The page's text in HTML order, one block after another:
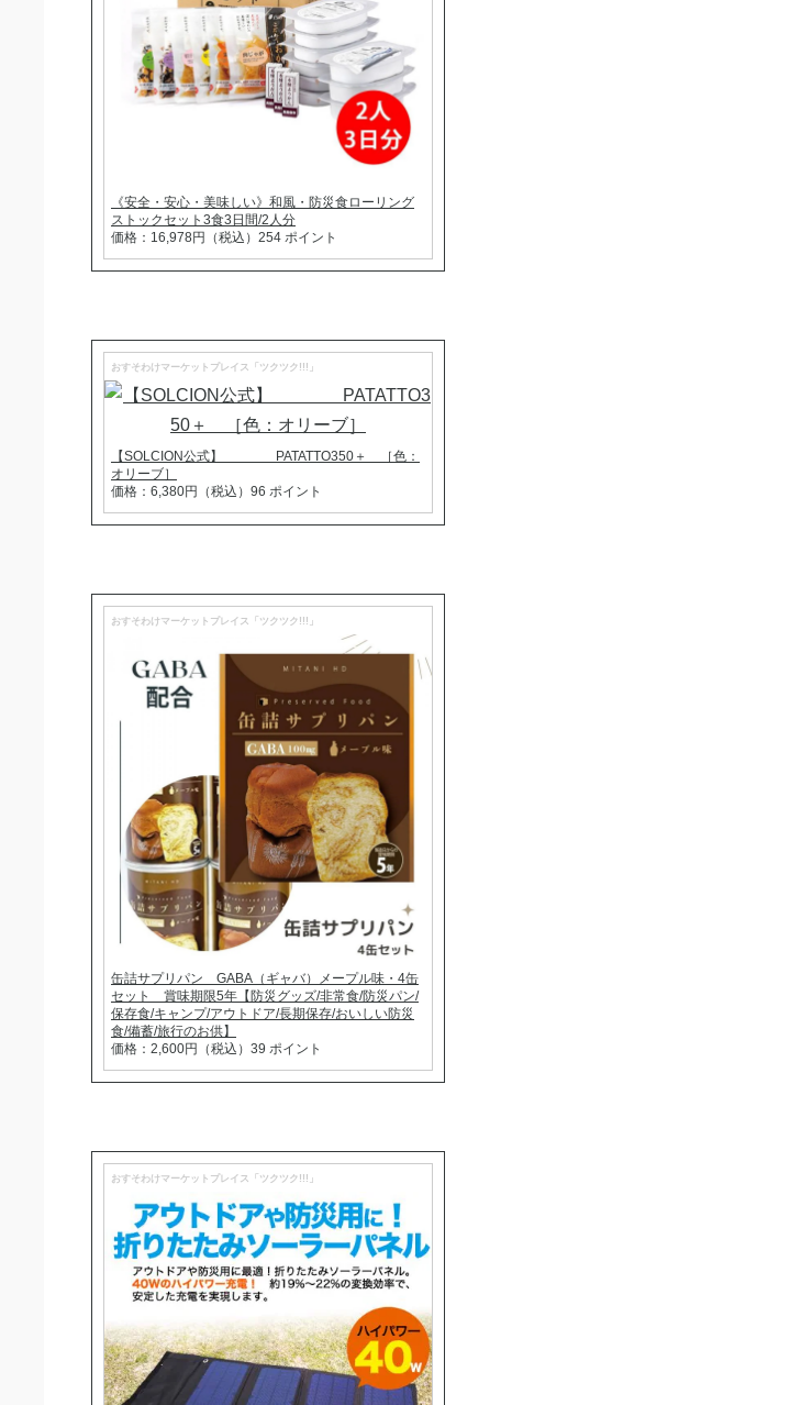
《安全・安心・美味しい》和風・防災食ローリング
ストックセット3食3日間/2人分
価格：16,978円（税込）254 ポイント
おすそわけマーケットプレイス「ツクツク!!!」
【SOLCION公式】 PATATTO350＋ ［色：
オリーブ］
価格：6,380円（税込）96 ポイント
おすそわけマーケットプレイス「ツクツク!!!」
缶詰サプリパン GABA（ギャバ）メープル味・4缶
セット 賞味期限5年【防災グッズ/非常食/防災パン/
保存食/キャンプ/アウトドア/長期保存/おいしい防災
食/備蓄/旅行のお供】
価格：2,600円（税込）39 ポイント
おすそわけマーケットプレイス「ツクツク!!!」